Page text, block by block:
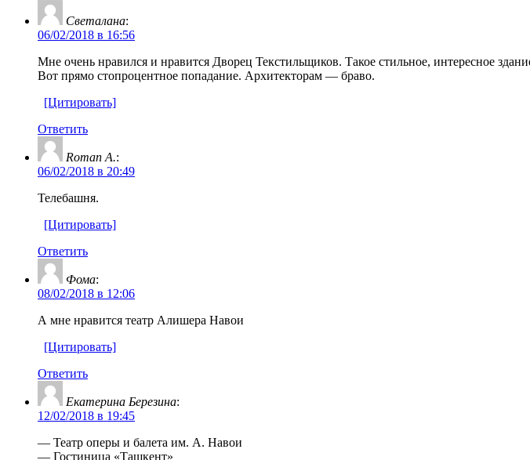
Светалана:
06/02/2018 в 16:56
Мне очень нравился и нравится Дворец Текстильщиков. Такое стильное, интересное
Вот прямо стопроцентное попадание. Архитекторам — браво.
[Цитировать]
Ответить
Roman A.:
06/02/2018 в 20:49
Телебашня.
[Цитировать]
Ответить
Фома:
08/02/2018 в 12:06
А мне нравится театр Алишера Навои
[Цитировать]
Ответить
Екатерина Березина:
12/02/2018 в 19:45
— Театр оперы и балета им. А. Навои
— Гостиница «Ташкент»